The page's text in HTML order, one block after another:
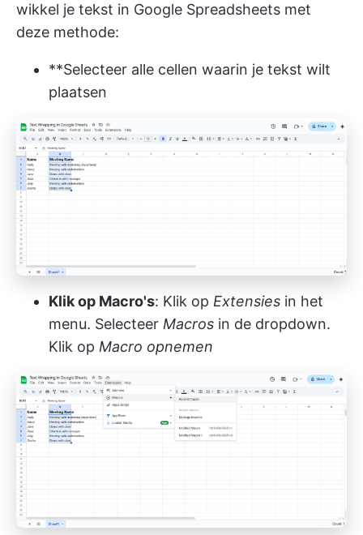
wikkel je tekst in Google Spreadsheets met
deze methode:
**Selecteer alle cellen waarin je tekst wilt
plaatsen
Klik op Macro's: Klik op Extensies in het
menu. Selecteer Macros in de dropdown.
Klik op Macro opnemen